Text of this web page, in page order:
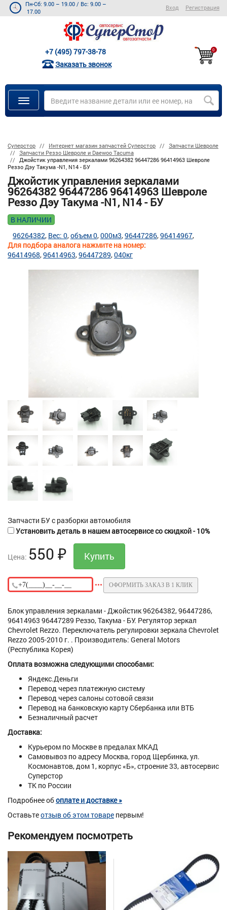
Пн-Сб: 9.00 – 19.00 / Вс: 9.00 –
17.00
Вход Регистрация
+7 (495) 797-38-78
Заказать звонок
0
Суперстор Интернет магазин запчастей Суперстор
Запчасти Шевроле
Запчасти Реззо Шевроле и Daewoo Tacuma
Джойстик управления зеркалами 96264382 96447286 96414963 Шевроле
Реззо Дэу Такума -N1, N14 - БУ
Джойстик управления зеркалами
96264382 96447286 96414963 Шевроле
Реззо Дэу Такума -N1, N14 - БУ
В НАЛИЧИИ
Для подбора аналога нажмите на номер:
96264382 Вес: 0 объем 0 000м3 96447286 96414967
96414968 96414963 96447289 040кг
Запчасти БУ с разборки автомобиля
Установить деталь в нашем автосервисе со скидкой - 10%
Цена: 550 ₽
ОФОРМИТЬ ЗАКАЗ В 1 КЛИК
Блок управления зеркалами - Джойстик 96264382, 96447286,
96414963 96447289 Реззо, Такума - БУ. Регулятор зеркал
Chevrolet Rezzo. Переключатель регулировки зеркала Chevrolet
Rezzo 2005-2010 г. . Производитель: General Motors
(Республика Корея)
Оплата возможна следующими способами:
Яндекс.Деньги
Перевод через платежную систему
Перевод через салоны сотовой связи
Перевод на банковскую карту Сбербанка или ВТБ
Безналичный расчет
Доставка:
Курьером по Москве в предалах МКАД
Самовывоз по адресу Москва, город Щербинка, ул.
Космонавтов, дом 1, корпус «Б», строение 33, автосервис
Суперстор
ТК по России
Подробнее обоплате и доставке »
Оставьтеотзыв об этом товаре первым!
Рекомендуем посмотреть